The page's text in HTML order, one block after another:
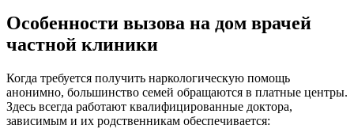
Особенности вызова на дом врачей
частной клиники
Когда требуется получить наркологическую помощь
анонимно, большинство семей обращаются в платные центры.
Здесь всегда работают квалифицированные доктора,
зависимым и их родственникам обеспечивается: